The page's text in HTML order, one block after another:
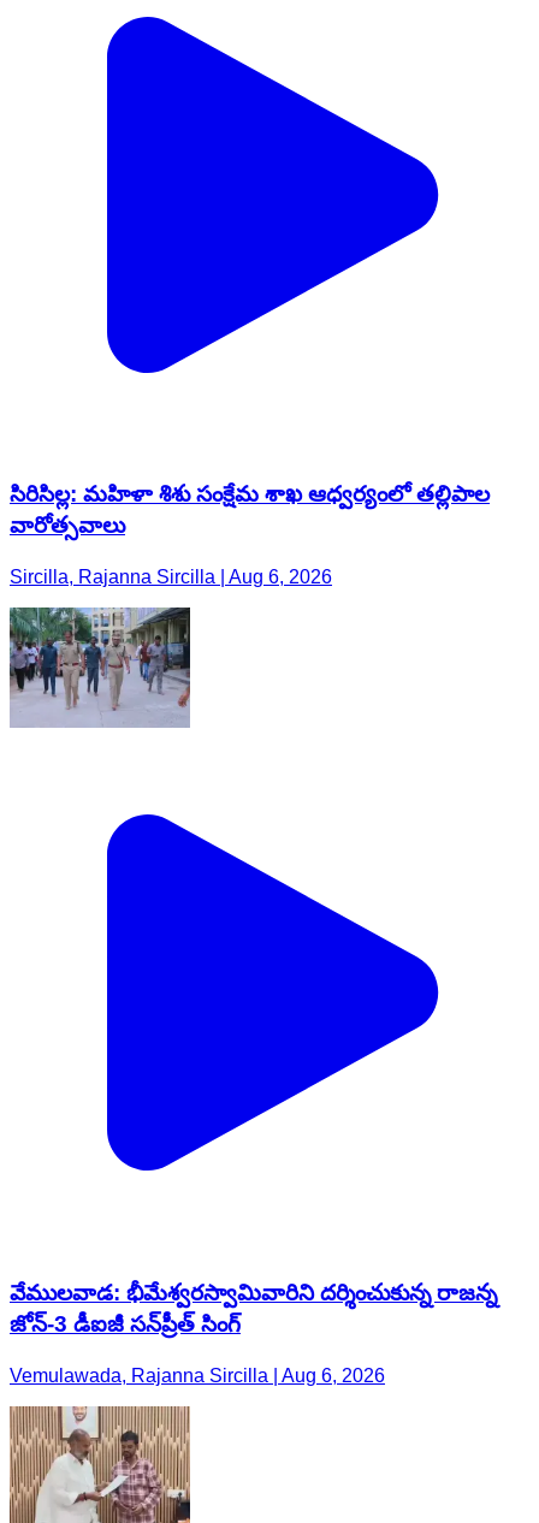
సిరిసిల్ల: మహిళా శిశు సంక్షేమ శాఖ ఆధ్వర్యంలో తల్లిపాల
వారోత్సవాలు
Sircilla, Rajanna Sircilla | Aug 6, 2026
వేములవాడ: భీమేశ్వరస్వామివారిని దర్శించుకున్న రాజన్న
జోన్-3 డీఐజీ సన్‌ప్రీత్ సింగ్
Vemulawada, Rajanna Sircilla | Aug 6, 2026